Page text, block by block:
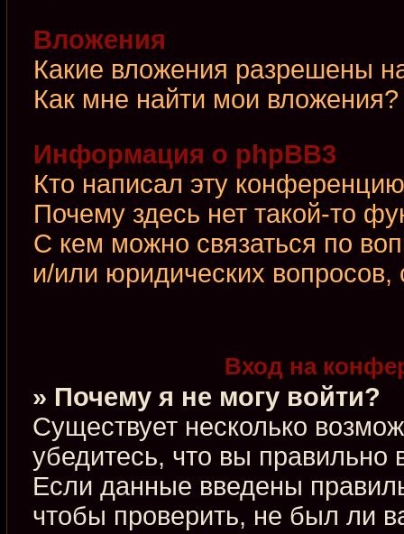
Вложения
Какие вложения разрешены
Как мне найти мои вложения?
Информация о phpBB3
Кто написал эту
Почему здесь нет такой-то
С кем можно связаться по
и/или юридических
Вход на
» Почему я не могу войти?
Существует несколько
убедитесь, что вы правильно
Если данные введены
чтобы проверить, не был ли